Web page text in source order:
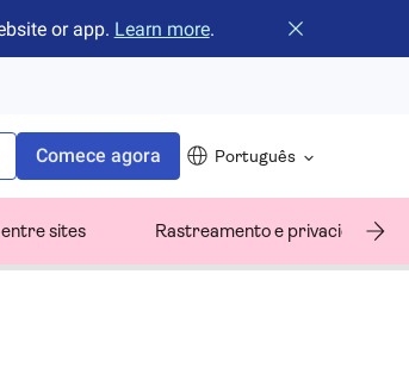
or app. Learn more. Fechar o
Comece agora Português
sites Rastreamento e privacidade do